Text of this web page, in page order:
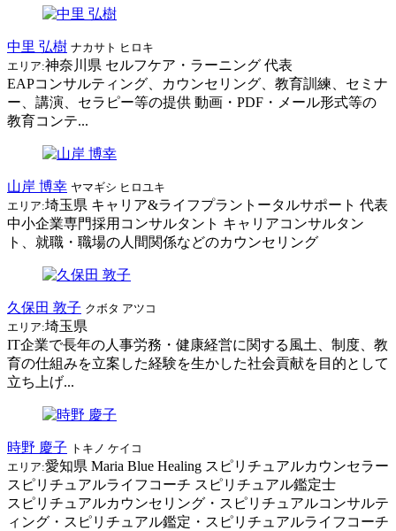
中里 弘樹 ナカサト ヒロキ
エリア:神奈川県 セルフケア・ラーニング 代表
EAPコンサルティング、カウンセリング、教育訓練、セミナ
ー、講演、セラピー等の提供 動画・PDF・メール形式等の
教育コンテ...
山岸 博幸 ヤマギシ ヒロユキ
エリア:埼玉県 キャリア&ライフプラントータルサポート 代表
中小企業専門採用コンサルタント キャリアコンサルタン
ト、就職・職場の人間関係などのカウンセリング
久保田 敦子 クボタ アツコ
エリア:埼玉県
IT企業で長年の人事労務・健康経営に関する風土、制度、教
育の仕組みを立案した経験を生かした社会貢献を目的として
立ち上げ...
時野 慶子 トキノ ケイコ
エリア:愛知県 Maria Blue Healing スピリチュアルカウンセラー
スピリチュアルライフコーチ スピリチュアル鑑定士
スピリチュアルカウンセリング・スピリチュアルコンサルテ
ィング・スピリチュアル鑑定・スピリチュアルライフコーチ